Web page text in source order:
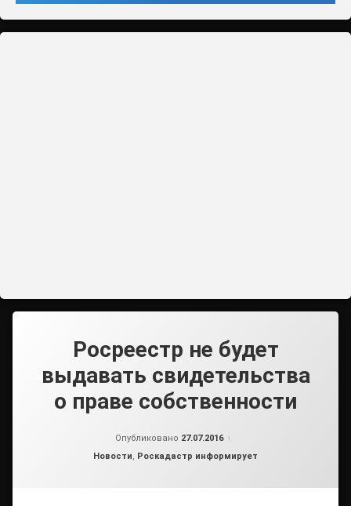
Росреестр не будет
выдавать свидетельства
о праве собственности
Опубликовано 27.07.2016
Рубрики:
Новости, Роскадастр информирует